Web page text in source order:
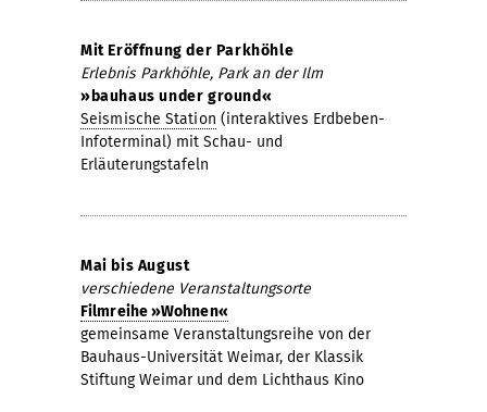
Mit Eröffnung der Parkhöhle
Erlebnis Parkhöhle, Park an der Ilm
»bauhaus under ground«
Seismische Station (interaktives Erdbeben-
Infoterminal) mit Schau- und
Erläuterungstafeln
Mai bis August
verschiedene Veranstaltungsorte
Filmreihe »Wohnen«
gemeinsame Veranstaltungsreihe von der
Bauhaus-Universität Weimar, der Klassik
Stiftung Weimar und dem Lichthaus Kino